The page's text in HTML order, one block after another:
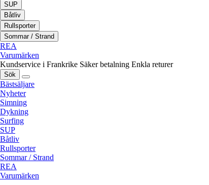
SUP
Båtliv
Rullsporter
Sommar / Strand
REA
Varumärken
Kundservice i Frankrike Säker betalning Enkla returer
Sök
Bästsäljare
Nyheter
Simning
Dykning
Surfing
SUP
Båtliv
Rullsporter
Sommar / Strand
REA
Varumärken